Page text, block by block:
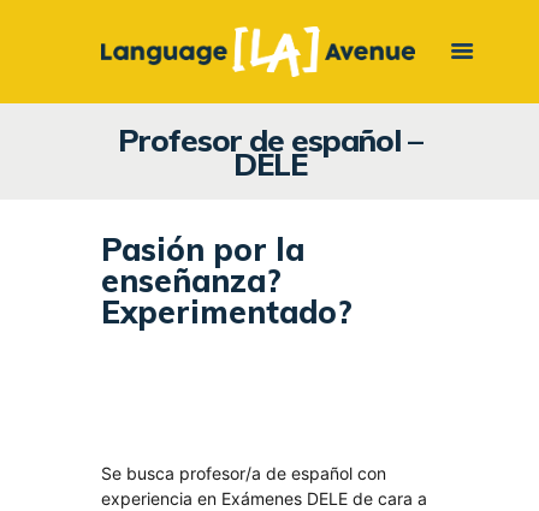
Profesor de español –
DELE
BUSINESS ENGLISH
TRADUCCIONES Y
REVISIONES
INGLÉS JURÍDICO
Pasión por la
enseñanza?
Experimentado?
Se busca profesor/a de español con
experiencia en Exámenes DELE de cara a